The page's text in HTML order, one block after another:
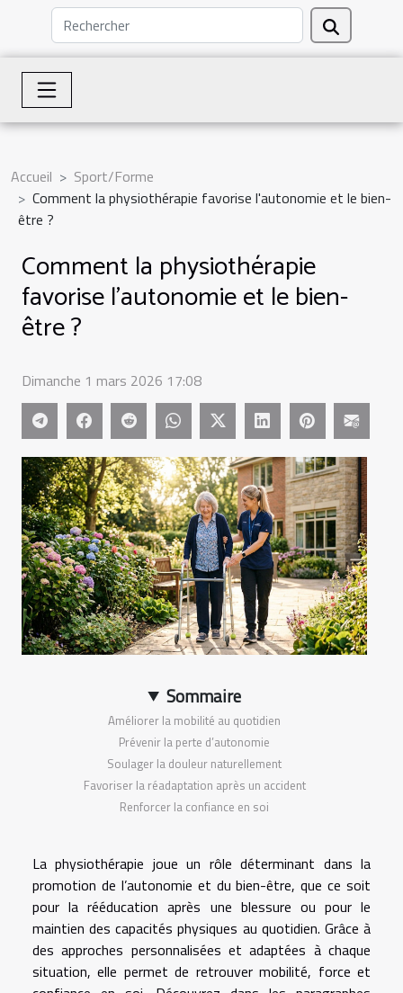
Accueil
Sport/Forme
Comment la physiothérapie favorise l'autonomie et le bien-
être ?
Comment la physiothérapie
favorise l'autonomie et le bien-
être ?
Dimanche 1 mars 2026 17:08
Sommaire
Améliorer la mobilité au quotidien
Prévenir la perte d’autonomie
Soulager la douleur naturellement
Favoriser la réadaptation après un accident
Renforcer la confiance en soi
La physiothérapie joue un rôle déterminant dans la
promotion de l’autonomie et du bien-être, que ce soit
pour la rééducation après une blessure ou pour le
maintien des capacités physiques au quotidien. Grâce à
des approches personnalisées et adaptées à chaque
situation, elle permet de retrouver mobilité, force et